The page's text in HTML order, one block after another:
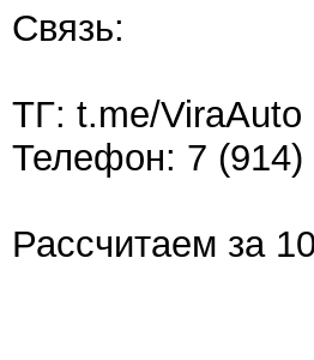
Связь:
ТГ: t.me/ViraAuto
Телефон: 7 (914)
Рассчитаем за